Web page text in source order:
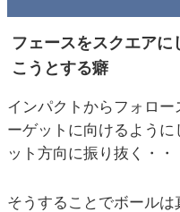
フェースをスクエア
こうとする癖
インパクトからフォロ
ーゲットに向けるよう
ット方向に振り抜く・・
そうすることでボール